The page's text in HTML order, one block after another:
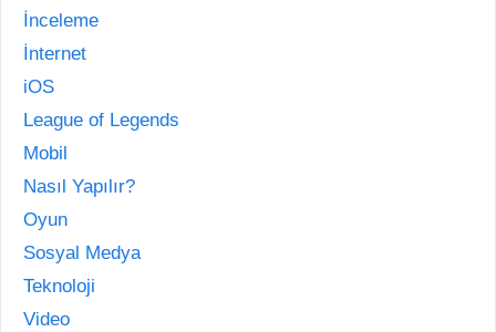
İnceleme
İnternet
iOS
League of Legends
Mobil
Nasıl Yapılır?
Oyun
Sosyal Medya
Teknoloji
Video